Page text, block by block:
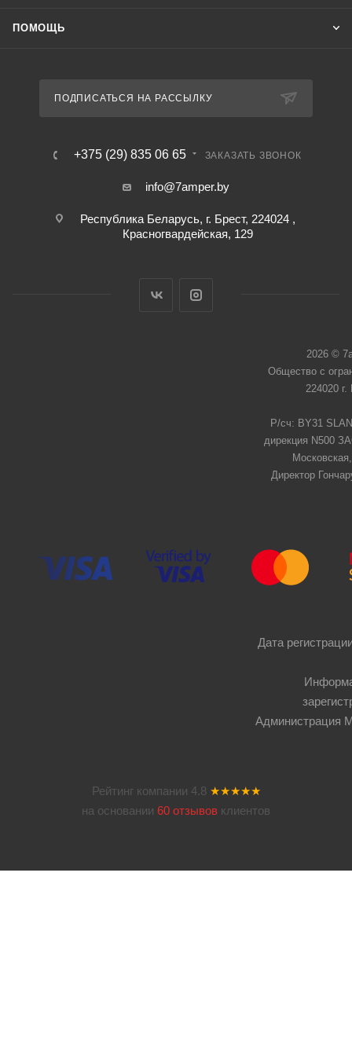
ПОМОЩЬ
ПОДПИСАТЬСЯ НА РАССЫЛКУ
+375 (29) 835 06 65 ЗАКАЗАТЬ ЗВОНОК
info@7amper.by
Республика Беларусь, г. Брест, 224024 ,
Красногвардейская, 129
2026 ©
Общество с
224020
Р/сч: BY31
дирекция N500
Директор
Дата
Администрация
Рейтинг компании 4.8 ★★★★★
на основании 60 отзывов клиентов